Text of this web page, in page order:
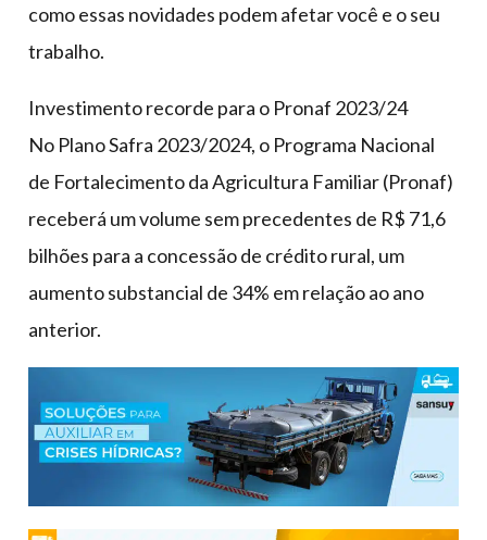
como essas novidades podem afetar você e o seu
trabalho.
Investimento recorde para o Pronaf 2023/24
No Plano Safra 2023/2024, o Programa Nacional
de Fortalecimento da Agricultura Familiar (Pronaf)
receberá um volume sem precedentes de R$ 71,6
bilhões para a concessão de crédito rural, um
aumento substancial de 34% em relação ao ano
anterior.